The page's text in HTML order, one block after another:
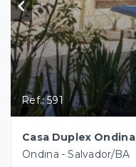
Ref.: 591
Casa Duplex Ondina
Ondina - Salvador/BA